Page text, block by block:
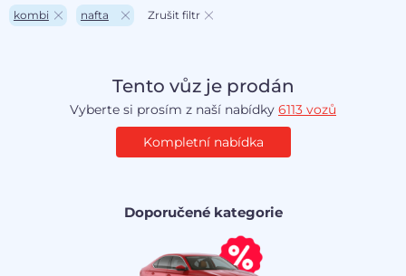
kombi nafta Zrušit filtr
Tento vůz je prodán
Vyberte si prosím z naší nabídky 6113 vozů
Kompletní nabídka
Doporučené kategorie